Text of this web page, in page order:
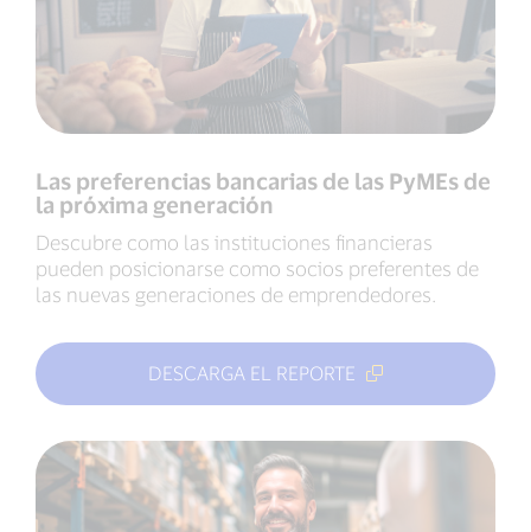
Las preferencias bancarias de las PyMEs de
la próxima generación
Descubre como las instituciones financieras
pueden posicionarse como socios preferentes de
las nuevas generaciones de emprendedores.
DESCARGA EL REPORTE